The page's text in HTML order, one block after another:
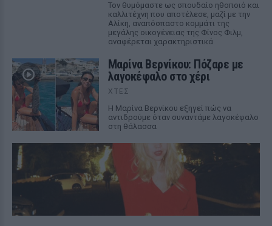
Τον θυμόμαστε ως σπουδαίο ηθοποιό και
καλλιτέχνη που αποτέλεσε, μαζί με την
Αλίκη, αναπόσπαστο κομμάτι της
μεγάλης οικογένειας της Φίνος Φιλμ,
αναφέρεται χαρακτηριστικά
Μαρίνα Βερνίκου: Πόζαρε με
λαγοκέφαλο στο χέρι
ΧΤΕΣ
Η Μαρίνα Βερνίκου εξηγεί πώς να
αντιδρούμε όταν συναντάμε λαγοκέφαλο
στη θάλασσα